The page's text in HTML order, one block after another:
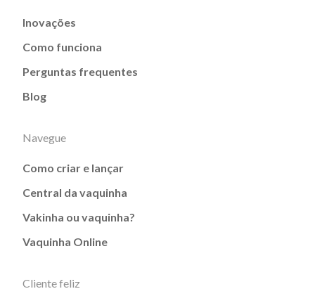
Inovações
Como funciona
Perguntas frequentes
Blog
Navegue
Como criar e lançar
Central da vaquinha
Vakinha ou vaquinha?
Vaquinha Online
Cliente feliz